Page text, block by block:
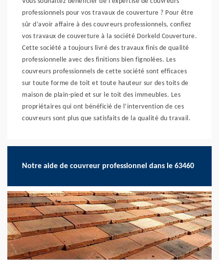
professionnels pour vos travaux de couverture ? Pour être
sûr d’avoir affaire à des couvreurs professionnels, confiez
vos travaux de couverture à la société Dorkeld Couverture.
Cette société a toujours livré des travaux finis de qualité
professionnelle avec des finitions bien fignolées. Les
couvreurs professionnels de cette société sont efficaces
sur toute forme de toit et toute hauteur sur des toits de
maison de plain-pied et sur le toit des immeubles. Les
propriétaires qui ont bénéficié de l’intervention de ces
couvreurs sont plus que satisfaits de la qualité du travail.
Notre aide de couvreur professionnel dans le 63460